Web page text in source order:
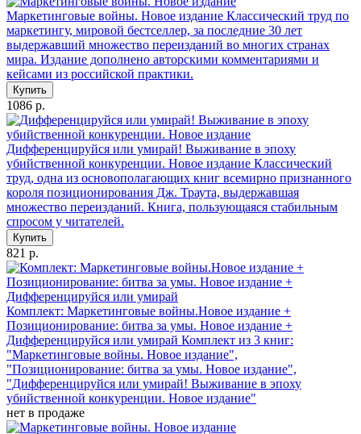
Маркетинговые войны. Новое издание Классический труд по
маркетингу, мировой бестселлер, за последние 30 лет
выдержавший множество переизданий во многих странах
мира. Издание дополнено авторскими комментариями и
кейсами из российской практики.
Купить
1086 р.
Дифференцируйся или умирай! Выживание в эпоху
убийственной конкуренции. Новое издание Классический
труд, одна из основополагающих книг всемирно признанного
короля позиционирования Дж. Траута, выдержавшая
множество переизданий. Книга, пользующаяся стабильным
спросом у читателей.
Купить
821 р.
Комплект: Маркетинговые войны.Новое издание +
Позиционирование: битва за умы. Новое издание +
Дифференцируйся или умирай Комплект из 3 книг:
"Маркетинговые войны. Новое издание",
"Позиционирование: битва за умы. Новое издание",
"Дифференцируйся или умирай! Выживание в эпоху
убийственной конкуренции. Новое издание"
нет в продаже